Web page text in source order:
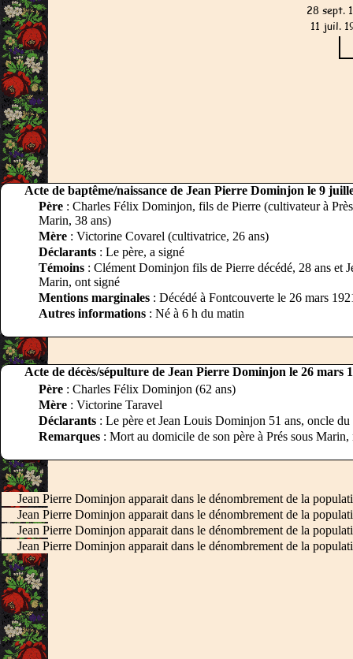
Acte de baptême/naissance de Jean Pierre Dominjon le 9
Père : Charles Félix Dominjon, fils de Pierre (cultivateur à
Marin, 38 ans)
Mère : Victorine Covarel (cultivatrice, 26 ans)
Déclarants : Le père, a signé
Témoins : Clément Dominjon fils de Pierre décédé, 28 ans et
Marin, ont signé
Mentions marginales : Décédé à Fontcouverte le 26 mars
Autres informations : Né à 6 h du matin
Acte de décès/sépulture de Jean Pierre Dominjon le 26 mars
Père : Charles Félix Dominjon (62 ans)
Mère : Victorine Taravel
Déclarants : Le père et Jean Louis Dominjon 51 ans, oncle du
Remarques : Mort au domicile de son père à Prés sous
Jean Pierre Dominjon apparait dans le dénombrement de la
Jean Pierre Dominjon apparait dans le dénombrement de la
Jean Pierre Dominjon apparait dans le dénombrement de la
Jean Pierre Dominjon apparait dans le dénombrement de la